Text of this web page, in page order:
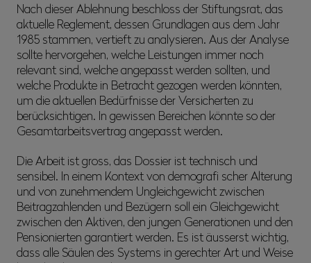
Nach dieser Ablehnung beschloss der Stiftungsrat, das
aktuelle Reglement, dessen Grundlagen aus dem Jahr
1985 stammen, vertieft zu analysieren. Aus der Analyse
sollte hervorgehen, welche Leistungen immer noch
relevant sind, welche angepasst werden sollten, und
welche Produkte in Betracht gezogen werden könnten,
um die aktuellen Bedürfnisse der Versicherten zu
berücksichtigen. In gewissen Bereichen könnte so der
Gesamtarbeitsvertrag angepasst werden.
Die Arbeit ist gross, das Dossier ist technisch und
sensibel. In einem Kontext von demografi scher Alterung
und von zunehmendem Ungleichgewicht zwischen
Beitragzahlenden und Bezügern soll ein Gleichgewicht
zwischen den Aktiven, den jungen Generationen und den
Pensionierten garantiert werden. Es ist äusserst wichtig,
dass alle Säulen des Systems in gerechter Art und Weise